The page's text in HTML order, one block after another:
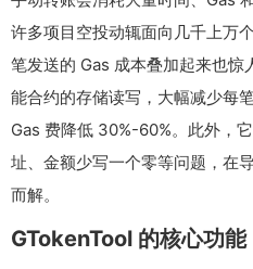
许多项目空投动辄面向几千上万
笔发送的 Gas 成本叠加起来也
能合约的存储读写，大幅减少每
Gas 费降低 30%-60%。此外，
址、金额少写一个零等问题，在
而解。
GTokenTool 的核心功能